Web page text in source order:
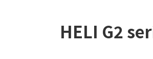
HELI G2